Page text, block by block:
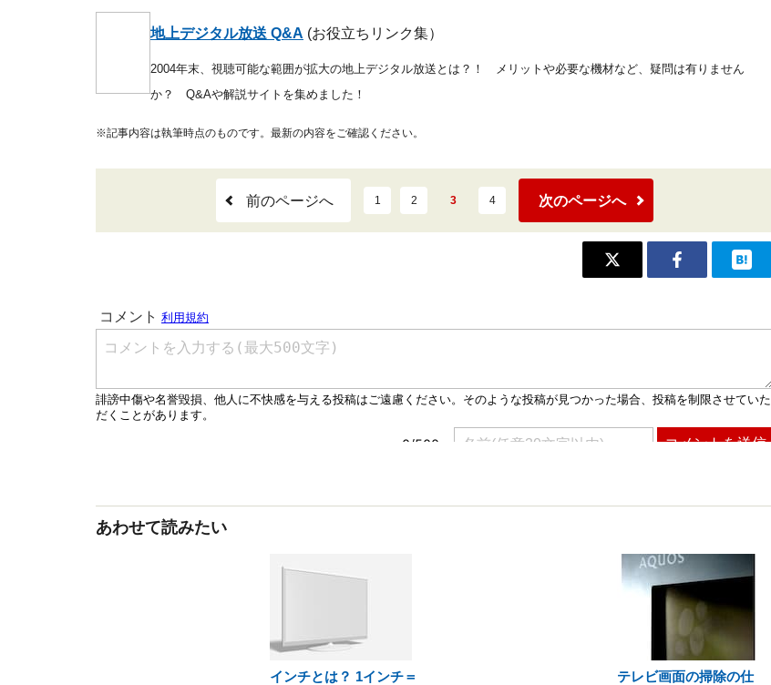
地上デジタル放送 Q&A (お役立ちリンク集）
2004年末、視聴可能な範囲が拡大の地上デジタル放送とは？！ メリットや必要な機材など、疑問は有りません
か？ Q&Aや解説サイトを集めました！
※記事内容は執筆時点のものです。最新の内容をご確認ください。
前のページへ 1 2 3 4 次のページへ
あわせて読みたい
インチとは？ 1インチ＝
テレビ画面の掃除の仕